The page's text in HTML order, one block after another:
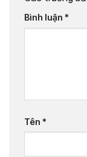
Bình luận *
Tên *